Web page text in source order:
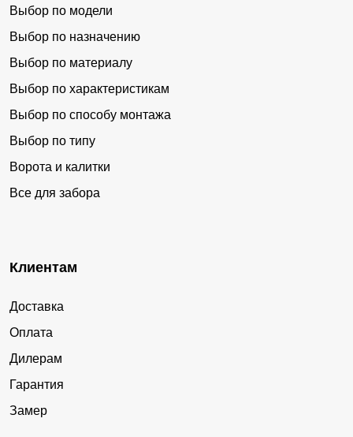
Выбор по модели
Выбор по назначению
Выбор по материалу
Выбор по характеристикам
Выбор по способу монтажа
Выбор по типу
Ворота и калитки
Все для забора
Клиентам
Доставка
Оплата
Дилерам
Гарантия
Замер